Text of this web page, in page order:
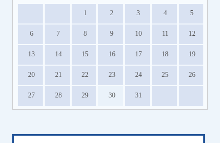
1 2 3 4 5
6 7 8 9 10 11 12
13 14 15 16 17 18 19
20 21 22 23 24 25 26
27 28 29 30 31